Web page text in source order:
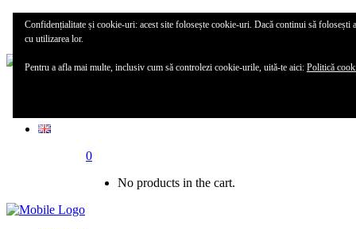
Principală
Magazin
0
No products in the cart.
Confidențialitate și cookie-uri: acest site folosește cookie-uri. Dacă continui să folosești
cu utilizarea lor.
Pentru a afla mai multe, inclusiv cum să controlezi cookie-urile, uită-te aici: Politică